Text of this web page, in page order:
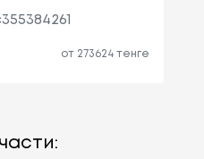
от 273624 тенге